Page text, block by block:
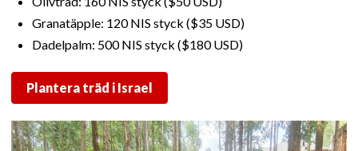
Granatäpple: 120 NIS styck ($35 USD)
Dadelpalm: 500 NIS styck ($180 USD)
Plantera träd i Israel